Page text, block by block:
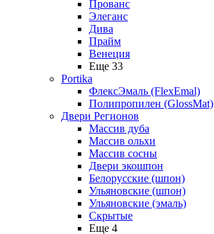
Прованс
Элеганс
Дива
Прайм
Венеция
Еще 33
Portika
ФлексЭмаль (FlexEmal)
Полипропилен (GlossMat)
Двери Регионов
Массив дуба
Массив ольхи
Массив сосны
Двери экошпон
Белорусские (шпон)
Ульяновские (шпон)
Ульяновские (эмаль)
Скрытые
Еще 4